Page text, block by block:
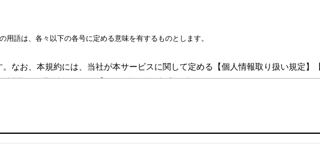
語は、各々以下の各号に定める意味を有するものとします。
なお、本規約には、当社が本サービスに関して定める【個人情報取り扱い規定】
coupon.aspx
pages/reviewpost.aspx